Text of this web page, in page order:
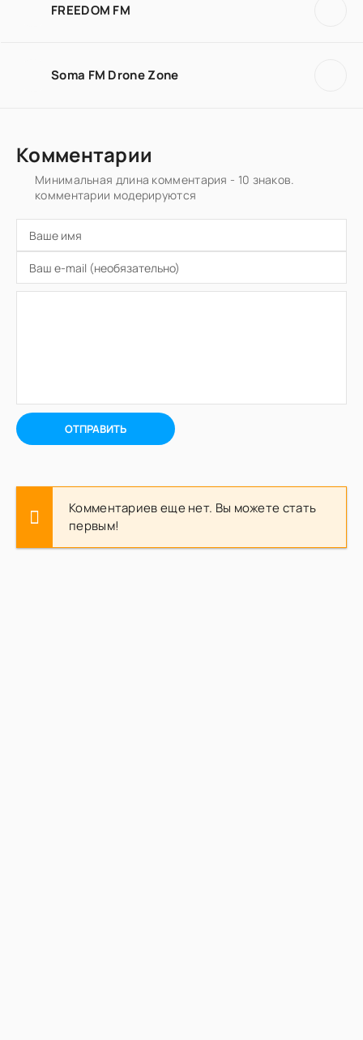
FREEDOM FM
Soma FM Drone Zone
Комментарии
Минимальная длина комментария - 10 знаков.
комментарии модерируются
ОТПРАВИТЬ
Комментариев еще нет. Вы можете стать
первым!